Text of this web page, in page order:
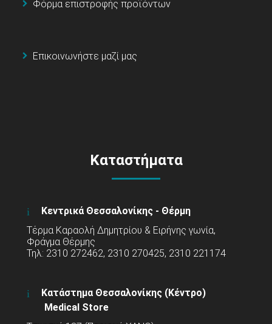
Φόρμα επιστροφής προϊόντων
Επικοινωνήστε μαζί μας
Καταστήματα
Κεντρικά Θεσσαλονίκης - Θέρμη
Τέρμα Καραολή Δημητρίου & Ειρήνης γωνία,
Φράγμα Θέρμης
Τηλ: 2310 272462, 2310 270425, 2310 221174
Κατάστημα Θεσσαλονίκης (Κέντρο)
Medical Store